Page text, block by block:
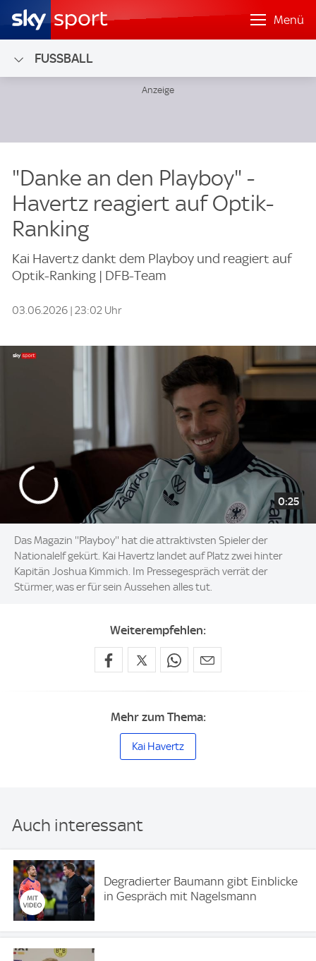
Menü
FUSSBALL
"Danke an den Playboy" -
Havertz reagiert auf Optik-
Ranking
Kai Havertz dankt dem Playboy und reagiert auf
Optik-Ranking | DFB-Team
03.06.2026 | 23:02 Uhr
0:25
Das Magazin ''Playboy'' hat die attraktivsten Spieler der
Nationalelf gekürt. Kai Havertz landet auf Platz zwei hinter
Kapitän Joshua Kimmich. Im Pressegespräch verrät der
Stürmer, was er für sein Aussehen alles tut.
Weiterempfehlen:
Mehr zum Thema:
Kai Havertz
Auch interessant
Degradierter Baumann gibt Einblicke
in Gespräch mit Nagelsmann